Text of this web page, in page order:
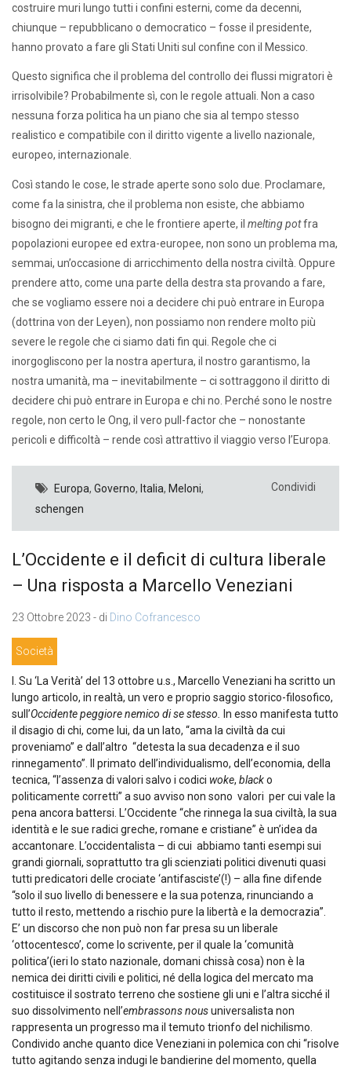
costruire muri lungo tutti i confini esterni, come da decenni,
chiunque – repubblicano o democratico – fosse il presidente,
hanno provato a fare gli Stati Uniti sul confine con il Messico.
Questo significa che il problema del controllo dei flussi migratori è
irrisolvibile? Probabilmente sì, con le regole attuali. Non a caso
nessuna forza politica ha un piano che sia al tempo stesso
realistico e compatibile con il diritto vigente a livello nazionale,
europeo, internazionale.
Così stando le cose, le strade aperte sono solo due. Proclamare,
come fa la sinistra, che il problema non esiste, che abbiamo
bisogno dei migranti, e che le frontiere aperte, il melting potfra
popolazioni europee ed extra-europee, non sono un problema ma,
semmai, un’occasione di arricchimento della nostra civiltà. Oppure
prendere atto, come una parte della destra sta provando a fare,
che se vogliamo essere noi a decidere chi può entrare in Europa
(dottrina von der Leyen), non possiamo non rendere molto più
severe le regole che ci siamo dati fin qui. Regole che ci
inorgogliscono per la nostra apertura, il nostro garantismo, la
nostra umanità, ma – inevitabilmente – ci sottraggono il diritto di
decidere chi può entrare in Europa e chi no. Perché sono le nostre
regole, non certo le Ong, il vero pull-factor che – nonostante
pericoli e difficoltà – rende così attrattivo il viaggio verso l’Europa.
Europa, Governo, Italia, Meloni,
schengen
Condividi
L’Occidente e il deficit di cultura liberale
– Una risposta a Marcello Veneziani
23 Ottobre 2023 - di Dino Cofrancesco
Società
I. Su ‘La Verità’ del 13 ottobre u.s., Marcello Veneziani ha scritto un
lungo articolo, in realtà, un vero e proprio saggio storico-filosofico,
sull’Occidente peggiore nemico di se stesso.
In esso manifesta tutto
il disagio di chi, come lui, da un lato, “ama la civiltà da cui
proveniamo” e dall’altro “detesta la sua decadenza e il suo
rinnegamento”. Il primato dell’individualismo, dell’economia, della
tecnica, “l’assenza di valori salvo i codici woke, blacko
politicamente corretti” a suo avviso non sono valori per cui vale la
pena ancora battersi. L’Occidente “che rinnega la sua civiltà, la sua
identità e le sue radici greche, romane e cristiane” è un’idea da
accantonare. L’occidentalista – di cui abbiamo tanti esempi sui
grandi giornali, soprattutto tra gli scienziati politici divenuti quasi
tutti predicatori delle crociate ‘antifasciste’(!) – alla fine difende
“solo il suo livello di benessere e la sua potenza, rinunciando a
tutto il resto, mettendo a rischio pure la libertà e la democrazia”.
E’ un discorso che non può non far presa su un liberale
‘ottocentesco’, come lo scrivente, per il quale la ‘comunità
politica’(ieri lo stato nazionale, domani chissà cosa) non è la
nemica dei diritti civili e politici, né della logica del mercato ma
costituisce il sostrato terreno che sostiene gli uni e l’altra sicché il
suo dissolvimento nell’embrassons nousuniversalista non
rappresenta un progresso ma il temuto trionfo del nichilismo.
Condivido anche quanto dice Veneziani in polemica con chi “risolve
tutto agitando senza indugi le bandierine del momento, quella